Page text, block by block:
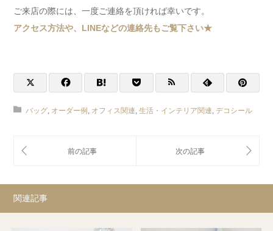
ご来店の際には、一度ご連絡を頂ければ幸いです。
アクセス方法や、LINEなどの連絡先もご覧下さい★
バッグ, オーダー例 , オフィス関連, 生活・インテリア関連, デコシール
関連記事